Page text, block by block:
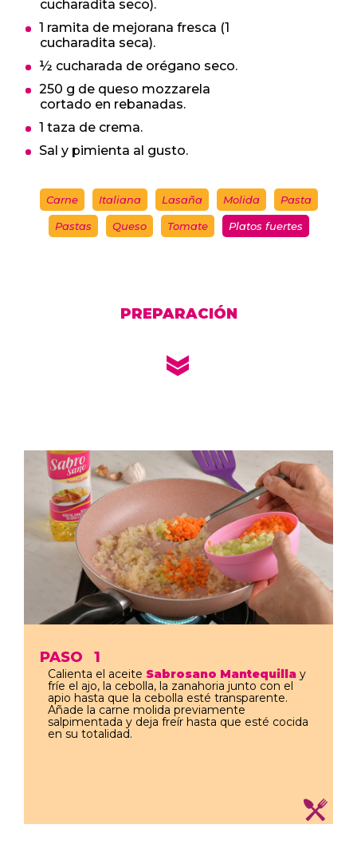
cucharadita seco).
1 ramita de mejorana fresca (1
cucharadita seca).
½ cucharada de orégano seco.
250 g de queso mozzarela
cortado en rebanadas.
1 taza de crema.
Sal y pimienta al gusto.
Carne Italiana Lasaña Molida Pasta
Pastas Queso Tomate Platos fuertes
PREPARACIÓN
PASO 1
Calienta el aceite Sabrosano Mantequilla y
fríe el ajo, la cebolla, la zanahoria junto con el
apio hasta que la cebolla esté transparente.
Añade la carne molida previamente
salpimentada y deja freír hasta que esté cocida
en su totalidad.